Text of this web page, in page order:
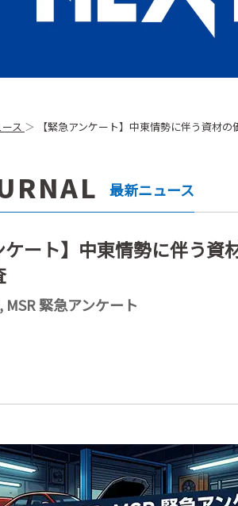
ス 【緊急アンケート】中東情勢に伴う資材
最新ニュース
ケート】中東情勢に伴う
緊急アンケート